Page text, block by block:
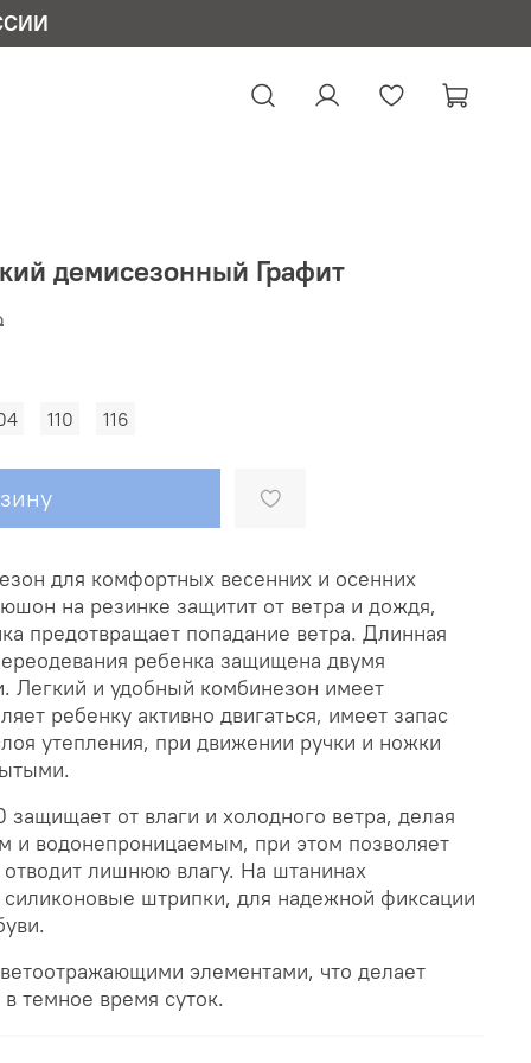
демисезонный Графит
110 116
для комфортных весенних и осенних
на резинке защитит от ветра и дождя,
предотвращает попадание ветра. Длинная
ребенка защищена двумя
Легкий и удобный комбинезон имеет
ребенку активно двигаться, имеет запас
утепления, при движении ручки и ножки
от влаги и холодного ветра, делая
и водонепроницаемым, при этом позволяет
лишнюю влагу. На штанинах
штрипки, для надежной фиксации
элементами, что делает
темное время суток.